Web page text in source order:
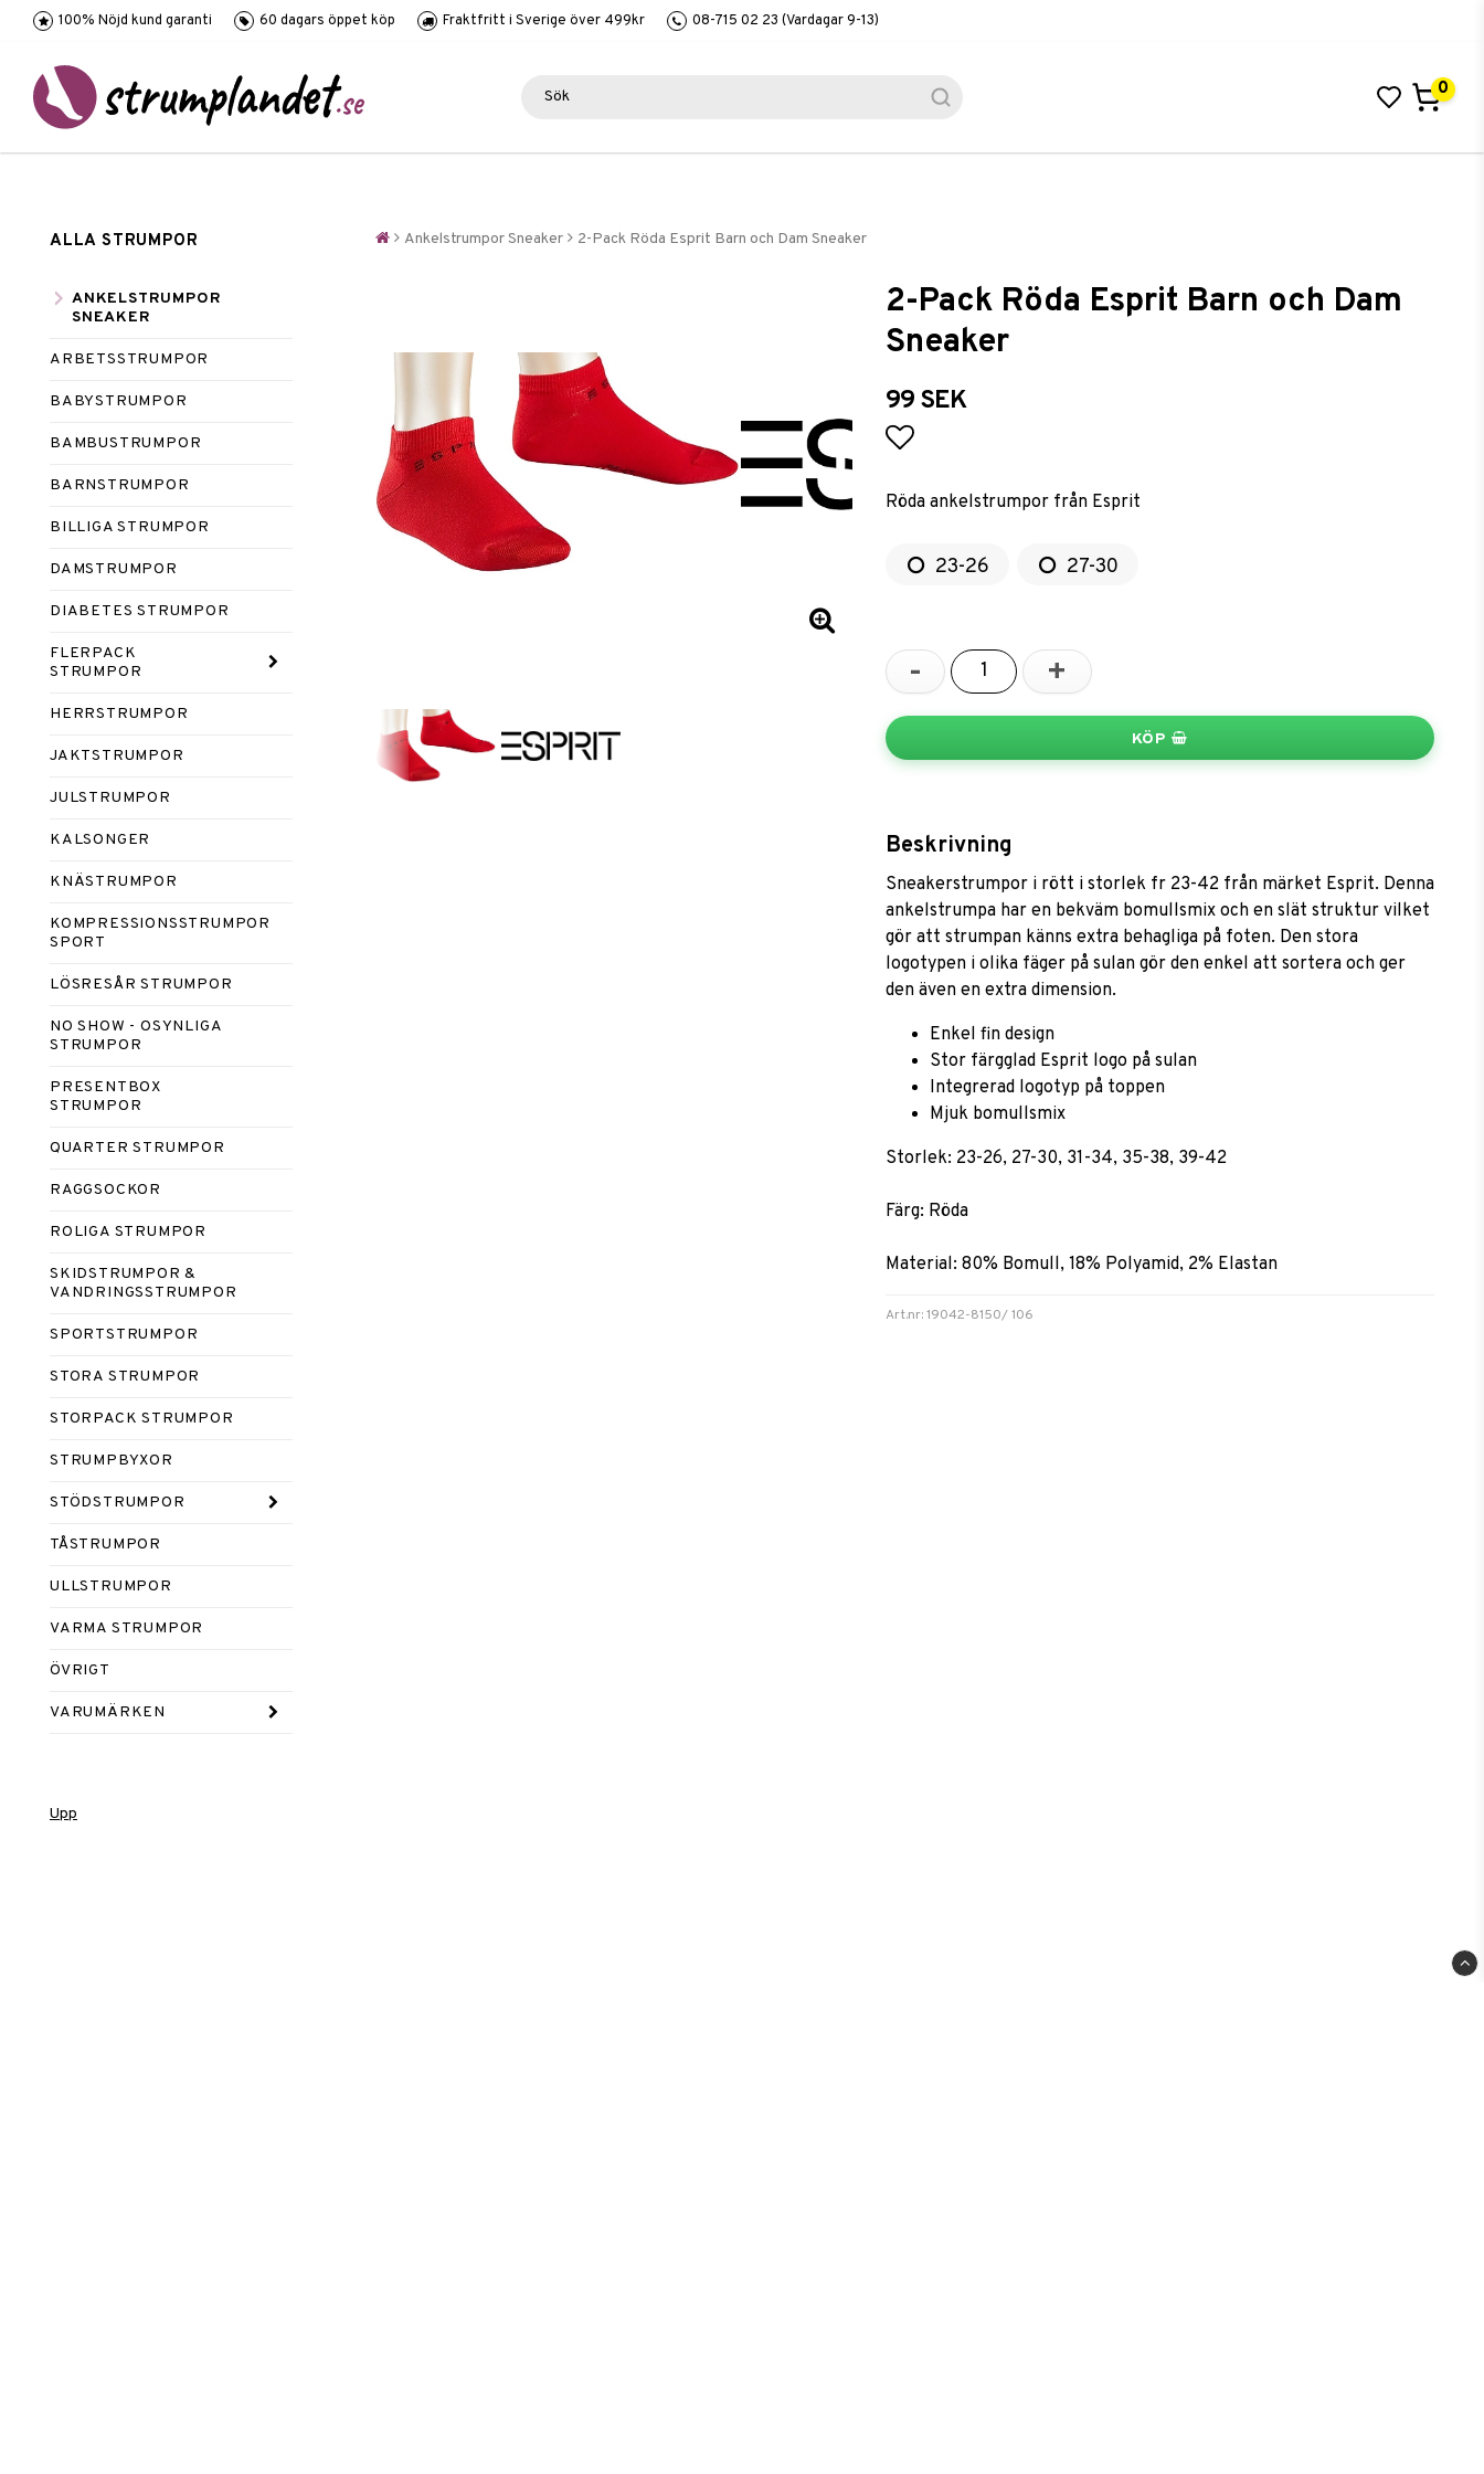
100% Nöjd kund garanti 60 dagars öppet köp Fraktfritt i Sverige över 499kr 08-715 02 23 (Vardagar 9-13)
0
ALLA STRUMPOR
ANKELSTRUMPOR
SNEAKER
ARBETSSTRUMPOR
BABYSTRUMPOR
BAMBUSTRUMPOR
BARNSTRUMPOR
BILLIGA STRUMPOR
DAMSTRUMPOR
DIABETES STRUMPOR
FLERPACK
STRUMPOR
HERRSTRUMPOR
JAKTSTRUMPOR
JULSTRUMPOR
KALSONGER
KNÄSTRUMPOR
KOMPRESSIONSSTRUMPOR
SPORT
LÖSRESÅR STRUMPOR
NO SHOW - OSYNLIGA
STRUMPOR
PRESENTBOX
STRUMPOR
QUARTER STRUMPOR
RAGGSOCKOR
ROLIGA STRUMPOR
SKIDSTRUMPOR &
VANDRINGSSTRUMPOR
SPORTSTRUMPOR
STORA STRUMPOR
STORPACK STRUMPOR
STRUMPBYXOR
STÖDSTRUMPOR
TÅSTRUMPOR
ULLSTRUMPOR
VARMA STRUMPOR
ÖVRIGT
VARUMÄRKEN
Upp
Ankelstrumpor Sneaker 2-Pack Röda Esprit Barn och Dam Sneaker
2-Pack Röda Esprit Barn och Dam
Sneaker
99 SEK
Röda ankelstrumpor från Esprit
23-26 27-30
- +
KÖP
Beskrivning
Art.nr: 19042-8150/ 106
Sneakerstrumpor i rött i storlek fr 23-42 från märket Esprit. Denna
ankelstrumpa har en bekväm bomullsmix och en slät struktur vilket
gör att strumpan känns extra behagliga på foten. Den stora
logotypen i olika fäger på sulan gör den enkel att sortera och ger
den även en extra dimension.
Enkel fin design
Stor färgglad Esprit logo på sulan
Integrerad logotyp på toppen
Mjuk bomullsmix
Storlek: 23-26, 27-30, 31-34, 35-38, 39-42
Färg: Röda
Material: 80% Bomull, 18% Polyamid, 2% Elastan